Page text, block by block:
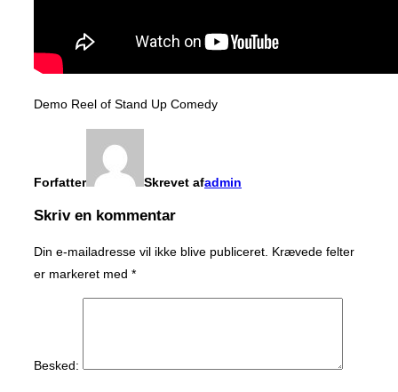
Demo Reel of Stand Up Comedy
Forfatter Skrevet afadmin
Skriv en kommentar
Din e-mailadresse vil ikke blive publiceret. Krævede felter
er markeret med *
Besked: